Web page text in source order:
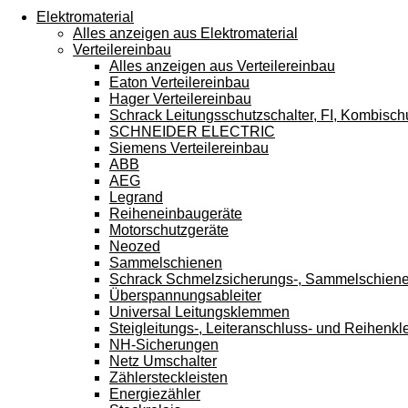
können
Touch-
und
Streichgesten
verwenden.
Elektromaterial
Alles anzeigen aus Elektromaterial
Verteilereinbau
Alles anzeigen aus Verteilereinbau
Eaton Verteilereinbau
Hager Verteilereinbau
Schrack Leitungsschutzschalter, FI,
SCHNEIDER ELECTRIC
Siemens Verteilereinbau
ABB
AEG
Legrand
Reiheneinbaugeräte
Motorschutzgeräte
Neozed
Sammelschienen
Schrack Schmelzsicherungs-,
Überspannungsableiter
Universal Leitungsklemmen
Steigleitungs-, Leiteranschluss- und
NH-Sicherungen
Netz Umschalter
Zählersteckleisten
Energiezähler